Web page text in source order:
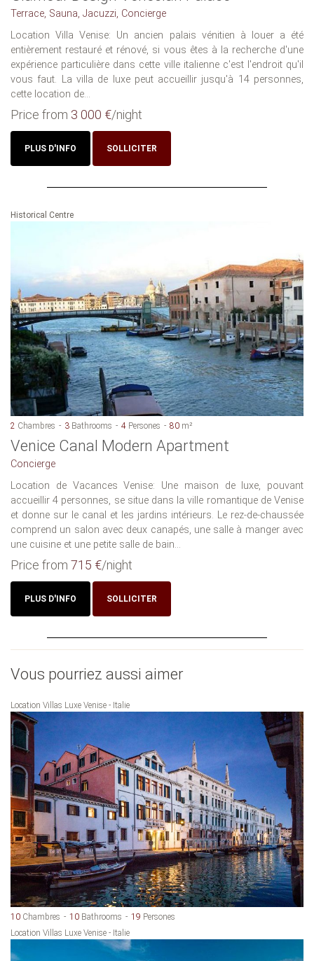
Terrace, Sauna, Jacuzzi, Concierge
Location Villa Venise: Un ancien palais vénitien à louer a été
entièrement restauré et rénové, si vous êtes à la recherche d'une
expérience particulière dans cette ville italienne c'est l'endroit qu'il
vous faut. La villa de luxe peut accueillir jusqu'à 14 personnes,
cette location de...
Price from 3 000 €/night
PLUS D'INFO SOLLICITER
Historical Centre
2 Chambres 3 Bathrooms 4 Persones 80 m²
Venice Canal Modern Apartment
Concierge
Location de Vacances Venise: Une maison de luxe, pouvant
accueillir 4 personnes, se situe dans la ville romantique de Venise
et donne sur le canal et les jardins intérieurs. Le rez-de-chaussée
comprend un salon avec deux canapés, une salle à manger avec
une cuisine et une petite salle de bain...
Price from 715 €/night
PLUS D'INFO SOLLICITER
Vous pourriez aussi aimer
Location Villas Luxe Venise - Italie
10 Chambres 10 Bathrooms 19 Persones
Location Villas Luxe Venise - Italie